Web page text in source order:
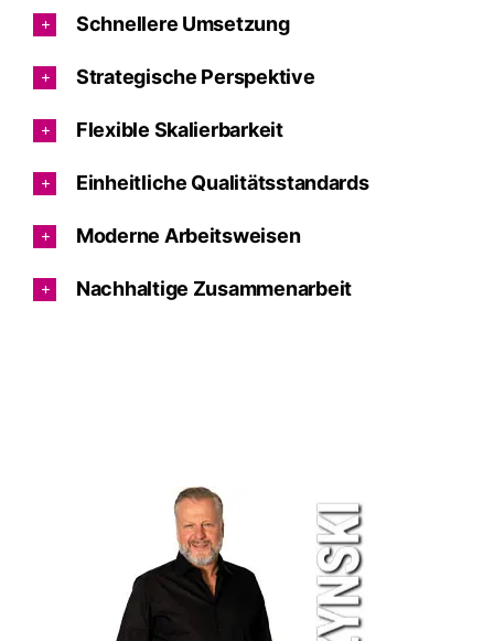
Schnellere Umsetzung
Strategische Perspektive
Flexible Skalierbarkeit
Einheitliche Qualitätsstandards
Moderne Arbeitsweisen
Nachhaltige Zusammenarbeit